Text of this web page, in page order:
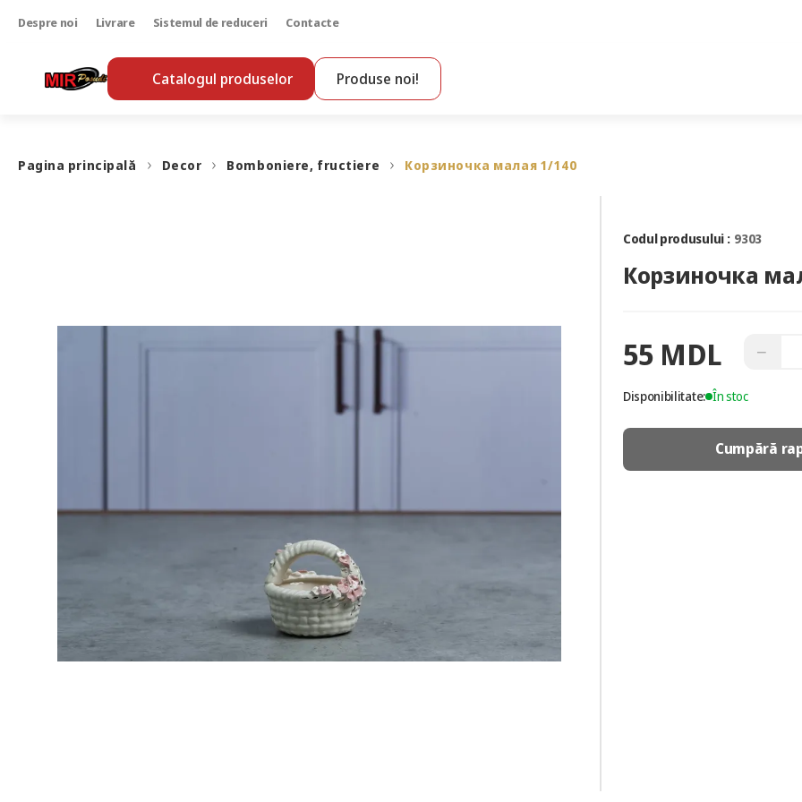
Despre noi Livrare Sistemul de reduceri Contacte
Catalogul produselor Produse noi!
Pagina principală Decor Bomboniere, fructiere Корзиночка малая 1/140
Codul produsului : 9303
Корзиночка
55 MDL −
Disponibilitate: În stoc
Cumpără